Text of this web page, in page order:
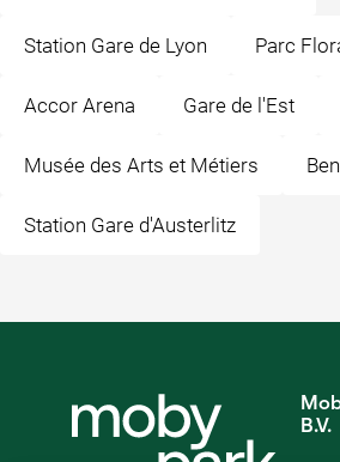
Station Gare de Lyon Parc
Accor Arena Gare de l'Est
Musée des Arts et Métiers
Station Gare d'Austerlitz
B.V.